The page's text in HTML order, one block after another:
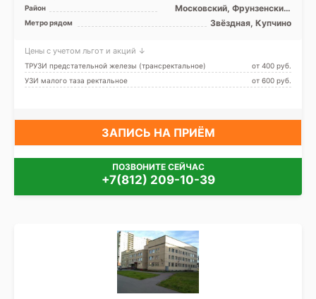
Район
Московский, Фрунзенский,
Лен. область
Метро рядом Звёздная, Купчино
Цены с учетом льгот и акций ↓
ТРУЗИ предстательной железы (трансректальное)
от 400 pуб.
УЗИ малого таза ректальное
от 600 pуб.
ЗАПИСЬ НА ПРИЁМ
ПОЗВОНИТЕ СЕЙЧАС
+7(812) 209-10-39